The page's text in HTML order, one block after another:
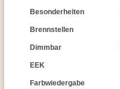
Besonderheiten
Brennstellen
Dimmbar
EEK
Farbwiedergabe